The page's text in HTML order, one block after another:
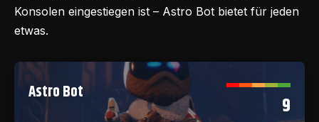
Konsolen eingestiegen ist – Astro Bot bietet für jeden
etwas.
Astro Bot 9